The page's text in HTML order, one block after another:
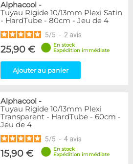
Alphacool -
Tuyau Rigide 10/13mm Plexi Satin
- HardTube - 80cm - Jeu de 4
5/5 - 2 avis
25,90 €
En stock
Expédition immédiate
Ajouter au panier
Alphacool -
Tuyau Rigide 10/13mm Plexi
Transparent - HardTube - 60cm -
Jeu de 4
5/5 - 4 avis
15,90 €
En stock
Expédition immédiate